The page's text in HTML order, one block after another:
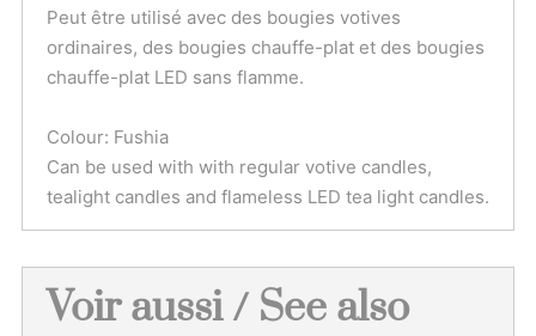
Peut être utilisé avec des bougies votives
ordinaires, des bougies chauffe-plat et des bougies
chauffe-plat LED sans flamme.
Colour: Fushia
Can be used with with regular votive candles,
tealight candles and flameless LED tea light candles.
Voir aussi / See also